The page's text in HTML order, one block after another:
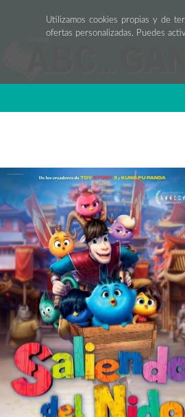
Utilizamos cookies propias y de
ofertas personalizadas. Puedes